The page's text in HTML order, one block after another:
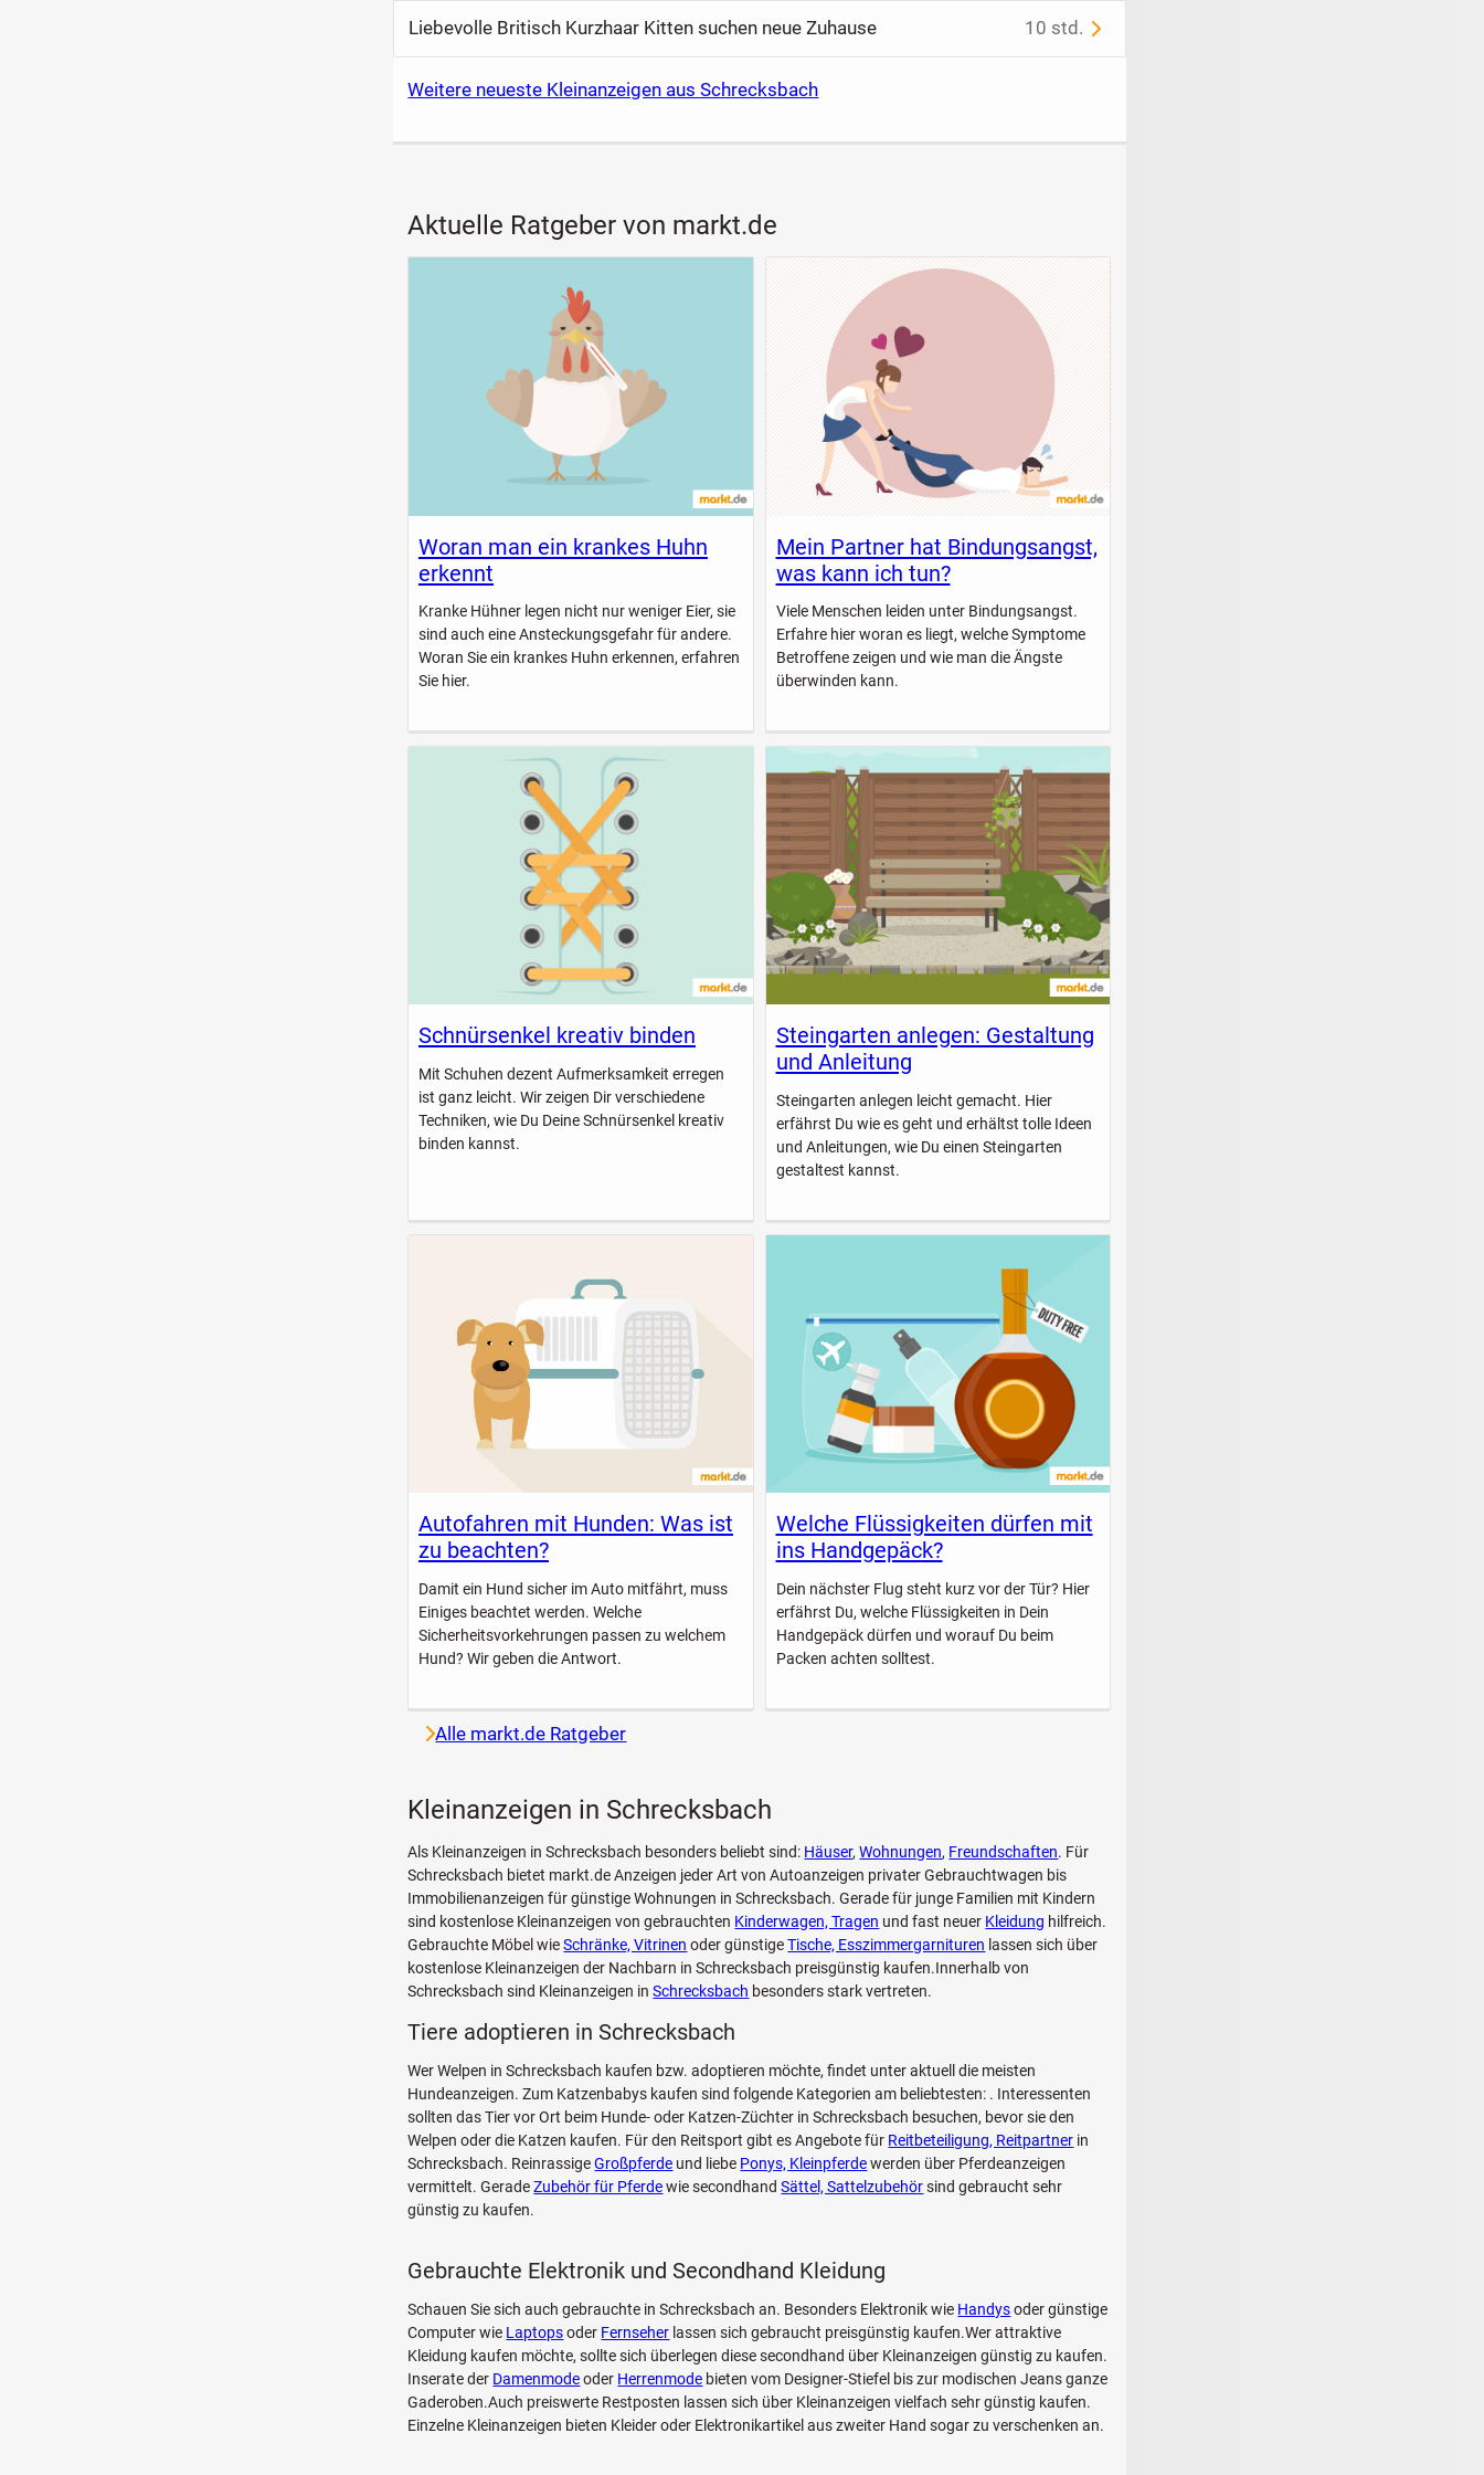
Liebevolle Britisch Kurzhaar Kitten suchen neue Zuhause 10 std.
Weitere neueste Kleinanzeigen aus Schrecksbach
Aktuelle Ratgeber von markt.de
Woran man ein krankes Huhn
erkennt
Kranke Hühner legen nicht nur weniger Eier, sie
sind auch eine Ansteckungsgefahr für andere.
Woran Sie ein krankes Huhn erkennen, erfahren
Sie hier.
Mein Partner hat Bindungsangst,
was kann ich tun?
Viele Menschen leiden unter Bindungsangst.
Erfahre hier woran es liegt, welche Symptome
Betroffene zeigen und wie man die Ängste
überwinden kann.
Schnürsenkel kreativ binden
Mit Schuhen dezent Aufmerksamkeit erregen
ist ganz leicht. Wir zeigen Dir verschiedene
Techniken, wie Du Deine Schnürsenkel kreativ
binden kannst.
Steingarten anlegen: Gestaltung
und Anleitung
Steingarten anlegen leicht gemacht. Hier
erfährst Du wie es geht und erhältst tolle Ideen
und Anleitungen, wie Du einen Steingarten
gestaltest kannst.
Autofahren mit Hunden: Was ist
zu beachten?
Damit ein Hund sicher im Auto mitfährt, muss
Einiges beachtet werden. Welche
Sicherheitsvorkehrungen passen zu welchem
Hund? Wir geben die Antwort.
Welche Flüssigkeiten dürfen mit
ins Handgepäck?
Dein nächster Flug steht kurz vor der Tür? Hier
erfährst Du, welche Flüssigkeiten in Dein
Handgepäck dürfen und worauf Du beim
Packen achten solltest.
Alle markt.de Ratgeber
Kleinanzeigen in Schrecksbach
Als Kleinanzeigen in Schrecksbach besonders beliebt sind: Häuser,Wohnungen, Freundschaften. Für
Schrecksbach bietet markt.de Anzeigen jeder Art von Autoanzeigen privater Gebrauchtwagen bis
Immobilienanzeigen für günstige Wohnungen in Schrecksbach. Gerade für junge Familien mit Kindern
sind kostenlose Kleinanzeigen von gebrauchten Kinderwagen, Tragen und fast neuer Kleidung hilfreich.
Gebrauchte Möbel wieSchränke, Vitrinen oder günstigeTische, Esszimmergarnituren lassen sich über
kostenlose Kleinanzeigen der Nachbarn in Schrecksbach preisgünstig kaufen.Innerhalb von
Schrecksbach sind Kleinanzeigen inSchrecksbach besonders stark vertreten.
Tiere adoptieren in Schrecksbach
Wer Welpen in Schrecksbach kaufen bzw. adoptieren möchte, findet unter aktuell die meisten
Hundeanzeigen. Zum Katzenbabys kaufen sind folgende Kategorien am beliebtesten: . Interessenten
sollten das Tier vor Ort beim Hunde- oder Katzen-Züchter in Schrecksbach besuchen, bevor sie den
Welpen oder die Katzen kaufen. Für den Reitsport gibt es Angebote für Reitbeteiligung, Reitpartner in
Schrecksbach. ReinrassigeGroßpferde und liebe Ponys, Kleinpferdewerden über Pferdeanzeigen
vermittelt. GeradeZubehör für Pferdewie secondhandSättel, Sattelzubehörsind gebraucht sehr
günstig zu kaufen.
Gebrauchte Elektronik und Secondhand Kleidung
Schauen Sie sich auch gebrauchte in Schrecksbach an. Besonders Elektronik wie Handysoder günstige
Computer wie Laptopsoder Fernseher lassen sich gebraucht preisgünstig kaufen.Wer attraktive
Kleidung kaufen möchte, sollte sich überlegen diese secondhand über Kleinanzeigen günstig zu kaufen.
Inserate der Damenmodeoder Herrenmode bieten vom Designer-Stiefel bis zur modischen Jeans ganze
Gaderoben.Auch preiswerte Restposten lassen sich über Kleinanzeigen vielfach sehr günstig kaufen.
Einzelne Kleinanzeigen bieten Kleider oder Elektronikartikel aus zweiter Hand sogar zu verschenken an.